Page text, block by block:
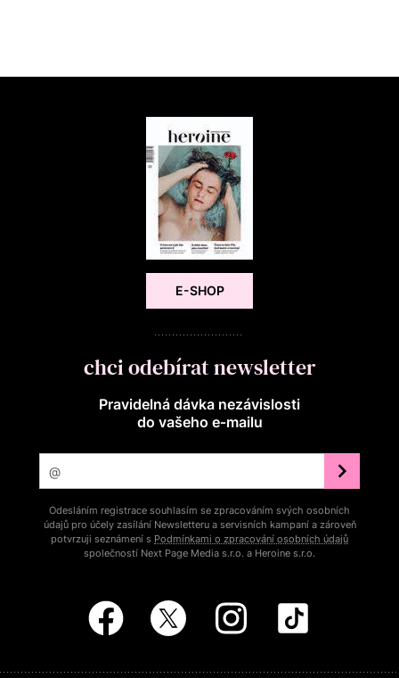
E-SHOP
chci odebírat newsletter
Pravidelná dávka nezávislosti
do vašeho e‑mailu
Odesláním registrace souhlasím se zpracováním svých osobních
údajů pro účely zasílání Newsletteru a servisních kampaní a zároveň
potvrzuji seznámení s Podmínkami o zpracování osobních údajů
společností Next Page Media s.r.o. a Heroine s.r.o.